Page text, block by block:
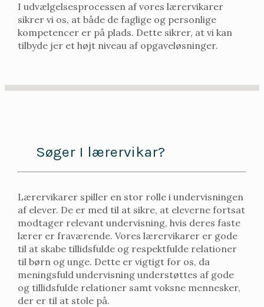
I udvælgelsesprocessen af vores lærervikarer
sikrer vi os, at både de faglige og personlige
kompetencer er på plads. Dette sikrer, at vi kan
tilbyde jer et højt niveau af opgaveløsninger.
Søger I lærervikar?
Lærervikarer spiller en stor rolle i undervisningen
af elever. De er med til at sikre, at eleverne fortsat
modtager relevant undervisning, hvis deres faste
lærer er fraværende. Vores lærervikarer er gode
til at skabe tillidsfulde og respektfulde relationer
til børn og unge. Dette er vigtigt for os, da
meningsfuld undervisning understøttes af gode
og tillidsfulde relationer samt voksne mennesker,
der er til at stole på.